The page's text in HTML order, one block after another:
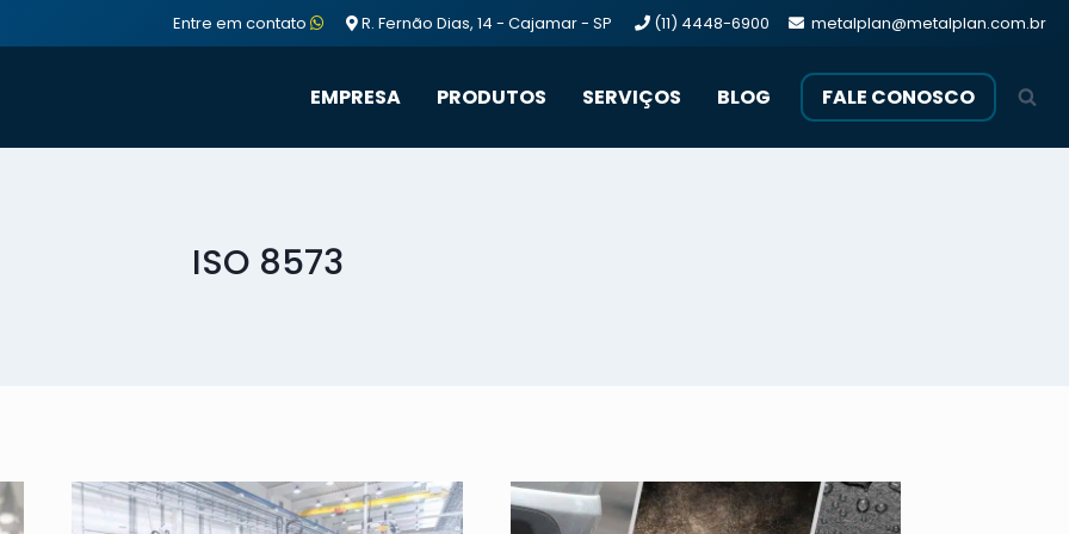
Entre em contato R. Fernão Dias, 14 - Cajamar - SP (11) 4448-6900 metalplan@metalplan.com.br
EMPRESA PRODUTOS SERVIÇOS BLOG FALE CONOSCO
ISO 8573